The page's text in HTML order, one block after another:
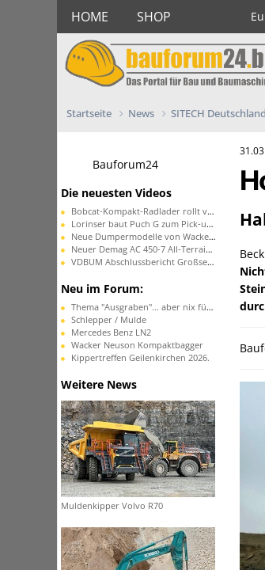
HOME SHOP
Startseite News SITECH Deutschland
Bauforum24
Die neuesten Videos
Bobcat-Kompakt-Radlader rollt vom Band
Lorinser baut Puch G zum Pick-up um
Neue Dumpermodelle von Wacker Neuson
Neuer Demag AC 450-7 All-Terrain-Kran
VDBUM Abschlussbericht Großseminar
Neu im Forum:
Thema "Ausgraben"... aber nix für schwache Nerven...
Schlepper / Mulde
Mercedes Benz LN2
Wacker Neuson Kompaktbagger
Kippertreffen Geilenkirchen 2026.
Weitere News
Muldenkipper Volvo R70